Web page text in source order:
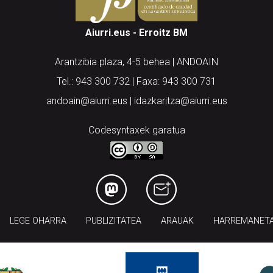
Aiurri.eus - Erroitz BM
Arantzibia plaza, 4-5 behea | ANDOAIN
Tel.: 943 300 732 | Faxa: 943 300 731
andoain@aiurri.eus | idazkaritza@aiurri.eus
Codesyntaxek garatua
LEGE OHARRA PUBLIZITATEA ARAUAK